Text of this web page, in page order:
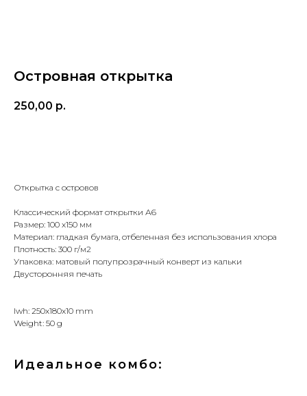
Островная открытка
250,00 р.
Открытка с островов
Классический формат открытки А6
Размер: 100 х150 мм
Материал: гладкая бумага, отбеленная без использования хлора
Плотность: 300 г/м2
Упаковка: матовый полупрозрачный конверт из кальки
Двусторонняя печать
lwh: 250x180x10 mm
Weight: 50 g
Идеальное комбо: